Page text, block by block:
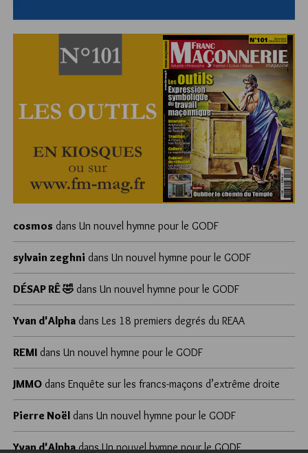
cosmos dans Un nouvel hymne pour le GODF
sylvain zeghni dans Un nouvel hymne pour le GODF
DÉSAP RÊ 🤣 dans Un nouvel hymne pour le GODF
Yvan d'Alpha dans Les 18 premiers degrés du REAA
REMI dans Un nouvel hymne pour le GODF
JMMO dans Enquête sur les francs-maçons d’extrême droite
Pierre Noël dans Un nouvel hymne pour le GODF
Yvan d'AlphadansUn nouvel hymne pour le GODF